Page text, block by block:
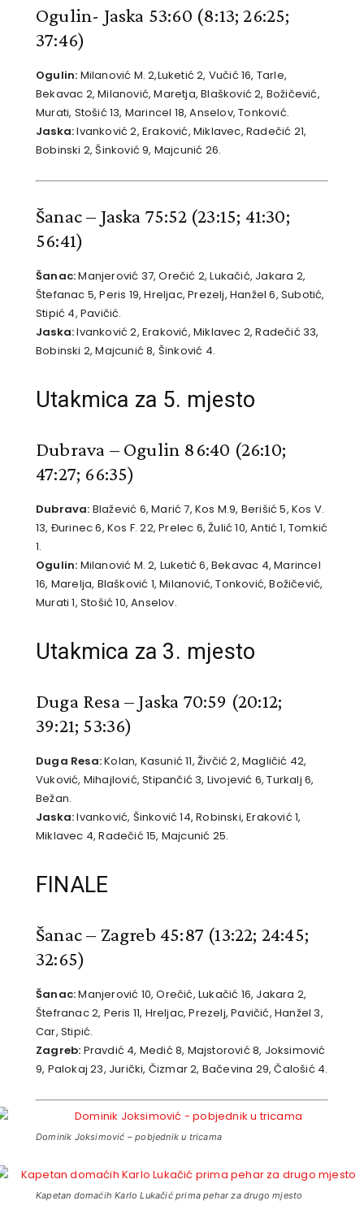
Ogulin- Jaska 53:60 (8:13; 26:25;
37:46)
Ogulin: Milanović M. 2,Luketić 2, Vučić 16, Tarle,
Bekavac 2, Milanović, Maretja, Blašković 2, Božičević,
Murati, Stošić 13, Marincel 18, Anselov, Tonković.
Jaska:Ivanković 2, Eraković, Miklavec, Radečić 21,
Bobinski 2, Šinković 9, Majcunić 26.
Šanac – Jaska 75:52 (23:15; 41:30;
56:41)
Šanac:Manjerović 37, Orečić 2, Lukačić, Jakara 2,
Štefanac 5, Peris 19, Hreljac, Prezelj, Hanžel 6, Subotić,
Stipić 4, Pavičić.
Jaska:Ivanković 2, Eraković, Miklavec 2, Radečić 33,
Bobinski 2, Majcunić 8, Šinković 4.
Utakmica za 5. mjesto
Dubrava – Ogulin 86:40 (26:10;
47:27; 66:35)
Dubrava: Blažević 6, Marić 7, Kos M.9, Berišić 5, Kos V.
13, Đurinec 6, Kos F. 22, Prelec 6, Žulić 10, Antić 1, Tomkić
1.
Ogulin: Milanović M. 2, Luketić 6, Bekavac 4, Marincel
16, Marelja, Blašković 1, Milanović, Tonković, Božičević,
Murati 1, Stošić 10, Anselov.
Utakmica za 3. mjesto
Duga Resa – Jaska 70:59 (20:12;
39:21; 53:36)
Duga Resa:Kolan, Kasunić 11, Živčić 2, Magličić 42,
Vuković, Mihajlović, Stipančić 3, Livojević 6, Turkalj 6,
Bežan.
Jaska:Ivanković, Šinković 14, Robinski, Eraković 1,
Miklavec 4, Radečić 15, Majcunić 25.
FINALE
Šanac – Zagreb 45:87 (13:22; 24:45;
32:65)
Šanac:Manjerović 10, Orečić, Lukačić 16, Jakara 2,
Štefranac 2, Peris 11, Hreljac, Prezelj, Pavičić, Hanžel 3,
Car, Stipić.
Zagreb: Pravdić 4, Medić 8, Majstorović 8, Joksimović
9, Palokaj 23, Jurički, Čizmar 2, Bačevina 29, Čalošić 4.
Dominik Joksimović – pobjednik u tricama
Kapetan domaćih Karlo Lukačić prima pehar za drugo mjesto